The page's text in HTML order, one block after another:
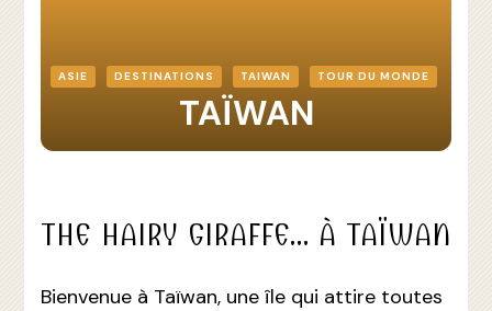
ASIE DESTINATIONS TAIWAN TOUR DU MONDE
TAÏWAN
THE HAIRY GIRAFFE… À TAÏWAN
Bienvenue à Taïwan, une île qui attire toutes